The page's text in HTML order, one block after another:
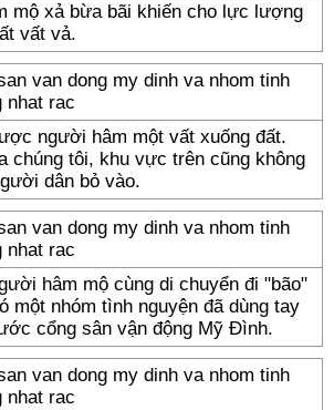
mộ xả bừa bãi khiến cho lực lượng
vất vả.
người hâm một vất xuống đất.
chúng tôi, khu vực trên cũng không
dân bỏ vào.
hâm mộ cùng di chuyển đi "bão"
một nhóm tình nguyện đã dùng tay
cổng sân vận động Mỹ Đình.